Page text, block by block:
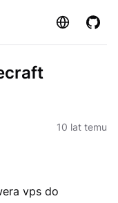
Strona
10 lat temu
vps do